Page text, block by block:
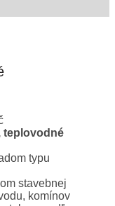
teplovodné
typu
stavebnej
komínov